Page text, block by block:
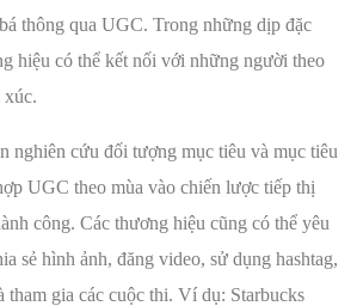
thông qua UGC. Trong những dịp đặc
hiệu có thể kết nối với những người theo
xúc.
nghiên cứu đối tượng mục tiêu và mục tiêu
UGC theo mùa vào chiến lược tiếp thị
công. Các thương hiệu cũng có thể yêu
sẻ hình ảnh, đăng video, sử dụng hashtag,
gia các cuộc thi. Ví dụ: Starbucks